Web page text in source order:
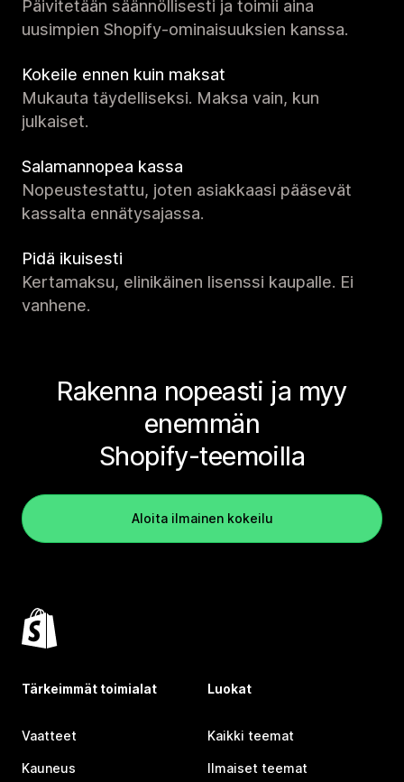
Päivitetään säännöllisesti ja toimii aina
uusimpien Shopify-ominaisuuksien kanssa.
Kokeile ennen kuin maksat
Mukauta täydelliseksi. Maksa vain, kun
julkaiset.
Salamannopea kassa
Nopeustestattu, joten asiakkaasi pääsevät
kassalta ennätysajassa.
Pidä ikuisesti
Kertamaksu, elinikäinen lisenssi kaupalle. Ei
vanhene.
Rakenna nopeasti ja myy
enemmän
Shopify-teemoilla
Aloita ilmainen kokeilu
Tärkeimmät toimialat
Vaatteet
Kauneus
Luokat
Kaikki teemat
Ilmaiset teemat